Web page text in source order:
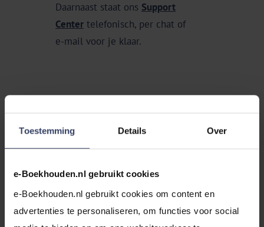
Toestemming Details Over
e-Boekhouden.nl gebruikt cookies
e-Boekhouden.nl gebruikt cookies om content en
advertenties te personaliseren, om functies voor social
Daarnaast staat ons Support
Center telefonisch, per chat of
e-mail voor je klaar.